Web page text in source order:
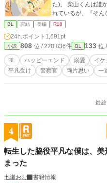
た)。 柴山くんは誰
れているが、『そん
となる佑一とのすれ
佑一をそんなに好き
の好意を素直に受け
ただけたら嬉しいです！ ※本編は全18話です！途
話もあります！ 【R
記載をしますので、
ーンライトノベル
BL 完結 長編 R18
24h.ポイント 1,691pt
小説 808 位 / 228,836件 BL 133 位
BL ハッピーエンド 溺愛 イケ
平凡受け
警察官 両片思い 一
最
4
転生した脇役平凡な僕は、
まった
七瀬おむ
書籍情報